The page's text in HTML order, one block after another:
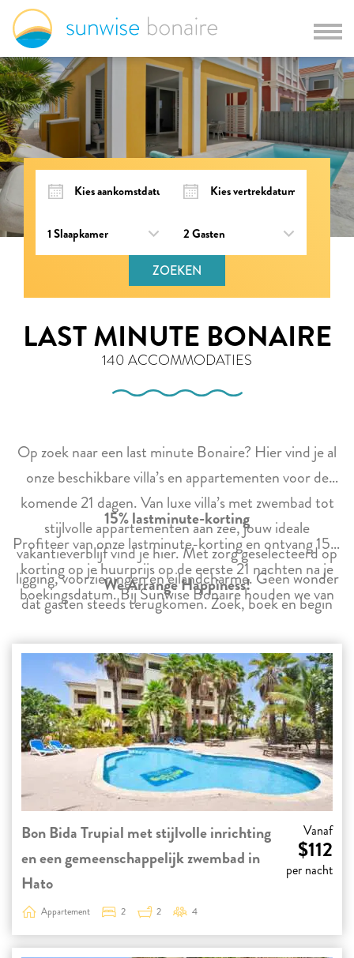
ZOEKEN
LAST MINUTE BONAIRE
140 ACCOMMODATIES
Op zoek naar een last minute Bonaire? Hier vind je al
onze beschikbare villa’s en appartementen voor de
komende 21 dagen. Van luxe villa’s met zwembad tot
stijlvolle appartementen aan zee, jouw ideale
vakantieverblijf vind je hier. Met zorg geselecteerd op
ligging, voorzieningen en eilandcharme. Geen wonder
dat gasten steeds terugkomen. Zoek, boek en begin
15% lastminute-korting
Profiteer van onze lastminute-korting en ontvang 15%
korting op je huurprijs op de eerste 21 nachten na je
boekingsdatum. Bij Sunwise Bonaire houden we van
transparantie. De prijs die je ziet, is altijd de totaalprijs,
inclusief alle kortingen en kosten.
We Arrange Happiness!
Bon Bida Trupial met stijlvolle inrichting
en een gemeenschappelijk zwembad in
Hato
Vanaf
$112
per nacht
Appartement 2 2 4